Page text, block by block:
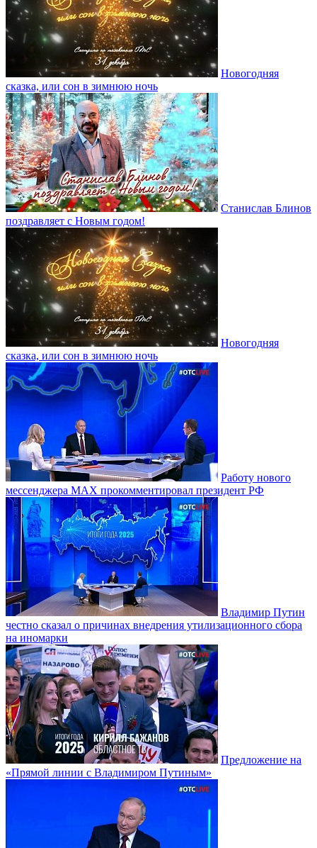
Новогодняя
сказка, или сон в зимнюю ночь
Станислав Блинов
поздравляет с Новым годом!
Новогодняя
сказка, или сон в зимнюю ночь
Работу нового
мессенджера MAX прокомментировал президент РФ
Владимир Путин
честно сказал о причинах внедрения утилизационного сбора
на иномарки
Предложение на
«Прямой линии с Владимиром Путиным»